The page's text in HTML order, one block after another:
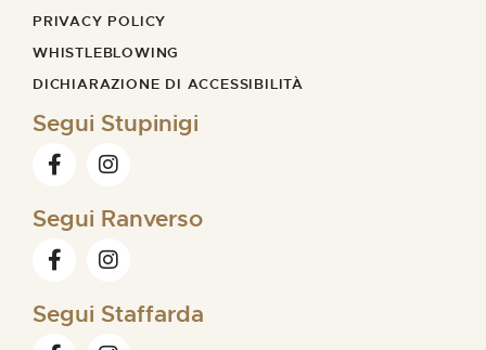
PRIVACY POLICY
WHISTLEBLOWING
DICHIARAZIONE DI ACCESSIBILITÀ
Segui Stupinigi
Segui Ranverso
Segui Staffarda